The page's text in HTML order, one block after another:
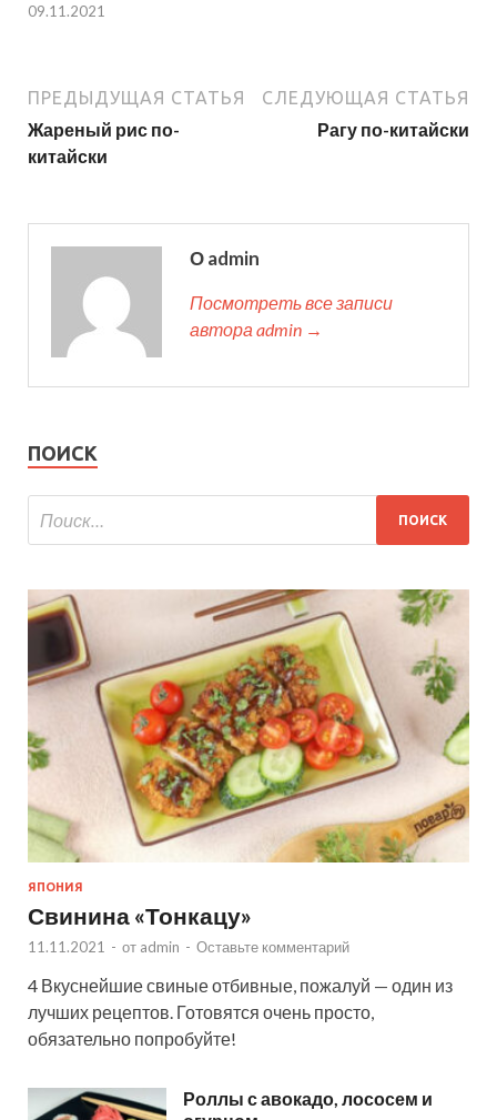
09.11.2021
ПРЕДЫДУЩАЯ СТАТЬЯ
Жареный рис по-
китайски
СЛЕДУЮЩАЯ СТАТЬЯ
Рагу по-китайски
О admin
Посмотреть все записи
автора admin →
ПОИСК
ЯПОНИЯ
Свинина «Тонкацу»
11.11.2021 - от admin - Оставьте комментарий
4 Вкуснейшие свиные отбивные, пожалуй — один из
лучших рецептов. Готовятся очень просто,
обязательно попробуйте!
Роллы с авокадо, лососем и